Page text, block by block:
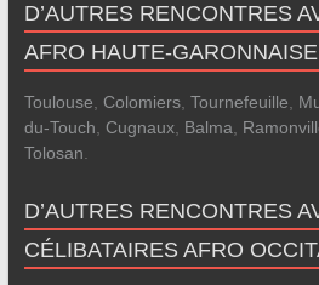
D’AUTRES RENCONTRES
AFRO HAUTE-
Toulouse Colomiers, Tournefeuille
du-Touch Cugnaux, Balma
Tolosan
D’AUTRES RENCONTRES
CÉLIBATAIRES AFRO